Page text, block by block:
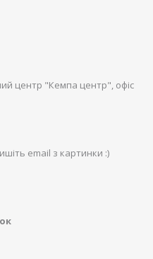
центр "Кемпа центр", офіс
email з картинки :)